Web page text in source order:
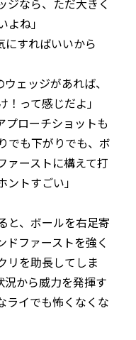
ね」
にすればいいから
ェッジがあれば、
って感じだよ」
プローチショットも
でも下がりでも、ボ
ァーストに構えて打
トすごい」
と、ボールを右足寄
ドファーストを強く
リを助長してしま
況から威力を発揮す
ライでも怖くなくな